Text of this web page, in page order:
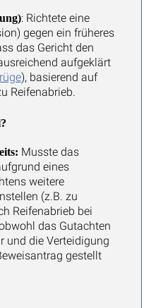
: Richtete eine
gegen ein früheres
das Gericht den
aufgeklärt
), basierend auf
Reifenabrieb.
Musste das
eines
weitere
(z.B. zu
Reifenabrieb bei
das Gutachten
und die Verteidigung
gestellt